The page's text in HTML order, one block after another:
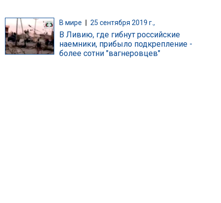
В мире 25 сентября 2019 г.,
В Ливию, где гибнут российские
наемники, прибыло подкрепление -
более сотни "вагнеровцев"